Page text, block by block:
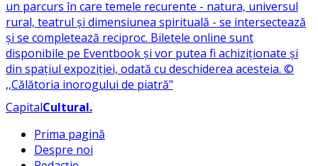
CapitalCultural.
Prima pagină
Despre noi